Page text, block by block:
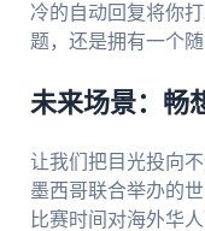
冷的自动回复将你
题，还是拥有一个
未来场景：畅
让我们把目光投向
墨西哥联合举办的
比赛时间对海外华